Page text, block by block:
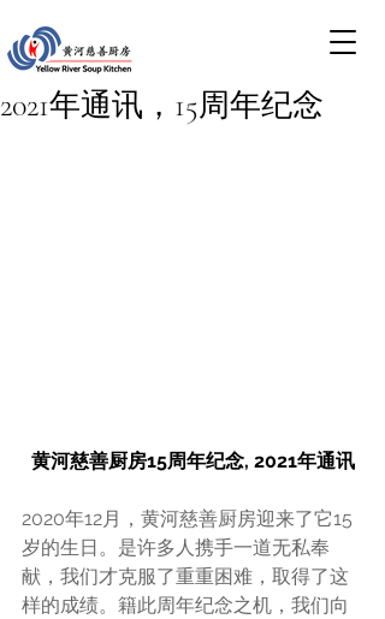
2021年通讯，15周年纪念
⻩河慈善厨房15周年纪念, 2021年通讯
2020年12月，⻩河慈善厨房迎来了它15
岁的生日。是许多人携手一道无私奉
献，我们才克服了重重困难，取得了这
样的成绩。籍此周年纪念之机，我们向